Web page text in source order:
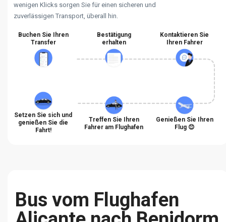
wenigen Klicks sorgen Sie für einen sicheren und
zuverlässigen Transport, überall hin.
Buchen Sie Ihren
Transfer
Bestätigung
erhalten
Kontaktieren Sie
Ihren Fahrer
Setzen Sie sich und
genießen Sie die
Fahrt!
Treffen Sie Ihren
Fahrer am Flughafen
Genießen Sie Ihren
Flug 😊
Bus vom Flughafen